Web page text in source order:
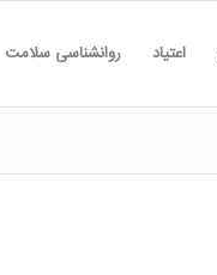
اعتیاد روانشناسی سلامت